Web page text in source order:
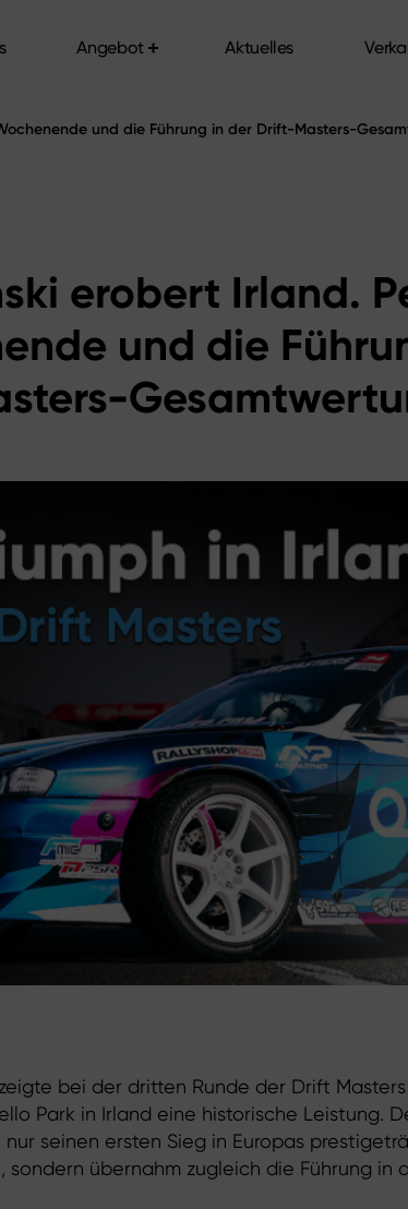
Angebot
Aktuelles
und die Führung in der Drift-Masters-
erobert Irland.
und die
zeigte bei der dritten Runde der Drift
Park in Irland eine historische Leistung.
seinen ersten Sieg in Europas
sondern übernahm zugleich die Führung in